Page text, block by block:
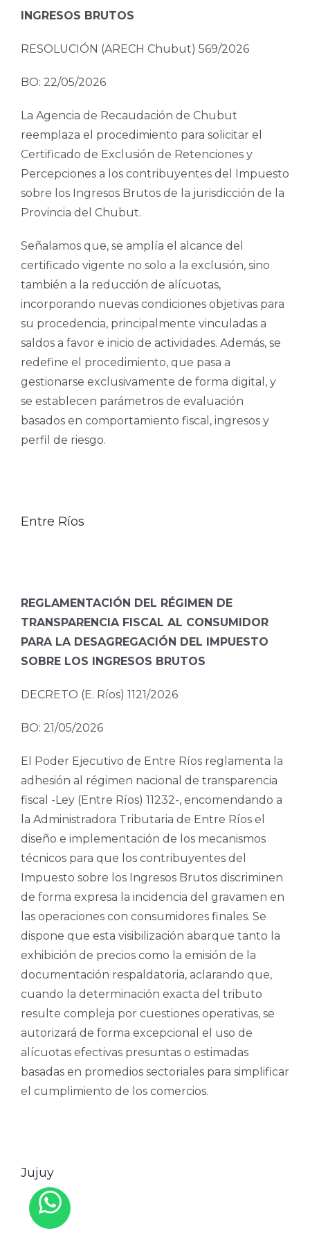
INGRESOS BRUTOS
RESOLUCIÓN (ARECH Chubut) 569/2026
BO: 22/05/2026
La Agencia de Recaudación de Chubut
reemplaza el procedimiento para solicitar el
Certificado de Exclusión de Retenciones y
Percepciones a los contribuyentes del Impuesto
sobre los Ingresos Brutos de la jurisdicción de la
Provincia del Chubut.
Señalamos que, se amplía el alcance del
certificado vigente no solo a la exclusión, sino
también a la reducción de alícuotas,
incorporando nuevas condiciones objetivas para
su procedencia, principalmente vinculadas a
saldos a favor e inicio de actividades. Además, se
redefine el procedimiento, que pasa a
gestionarse exclusivamente de forma digital, y
se establecen parámetros de evaluación
basados en comportamiento fiscal, ingresos y
perfil de riesgo.
Entre Ríos
REGLAMENTACIÓN DEL RÉGIMEN DE
TRANSPARENCIA FISCAL AL CONSUMIDOR
PARA LA DESAGREGACIÓN DEL IMPUESTO
SOBRE LOS INGRESOS BRUTOS
DECRETO (E. Ríos) 1121/2026
BO: 21/05/2026
El Poder Ejecutivo de Entre Ríos reglamenta la
adhesión al régimen nacional de transparencia
fiscal -Ley (Entre Ríos) 11232-, encomendando a
la Administradora Tributaria de Entre Ríos el
diseño e implementación de los mecanismos
técnicos para que los contribuyentes del
Impuesto sobre los Ingresos Brutos discriminen
de forma expresa la incidencia del gravamen en
las operaciones con consumidores finales. Se
dispone que esta visibilización abarque tanto la
exhibición de precios como la emisión de la
documentación respaldatoria, aclarando que,
cuando la determinación exacta del tributo
resulte compleja por cuestiones operativas, se
autorizará de forma excepcional el uso de
alícuotas efectivas presuntas o estimadas
basadas en promedios sectoriales para simplificar
el cumplimiento de los comercios.
Jujuy